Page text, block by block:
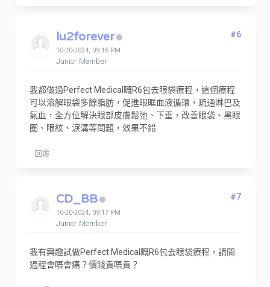
lu2forever
10-20-2024, 09:16 PM
Junior Member
#6
我都做過Perfect Medical嘅R6包去眼袋療程，這個療程
可以溶解眼袋多餘脂肪，促進眼眶血液循環，疏通淋巴及
氣血，全方位解決眼部皮膚鬆弛、下垂，改善眼袋、黑眼
圈、眼紋、淚溝等問題，效果不錯
回覆
CD_BB
10-20-2024, 09:17 PM
Junior Member
#7
我有興趣試做Perfect Medical嘅R6包去眼袋療程，請問
過程會唔會痛？價錢貴唔貴？